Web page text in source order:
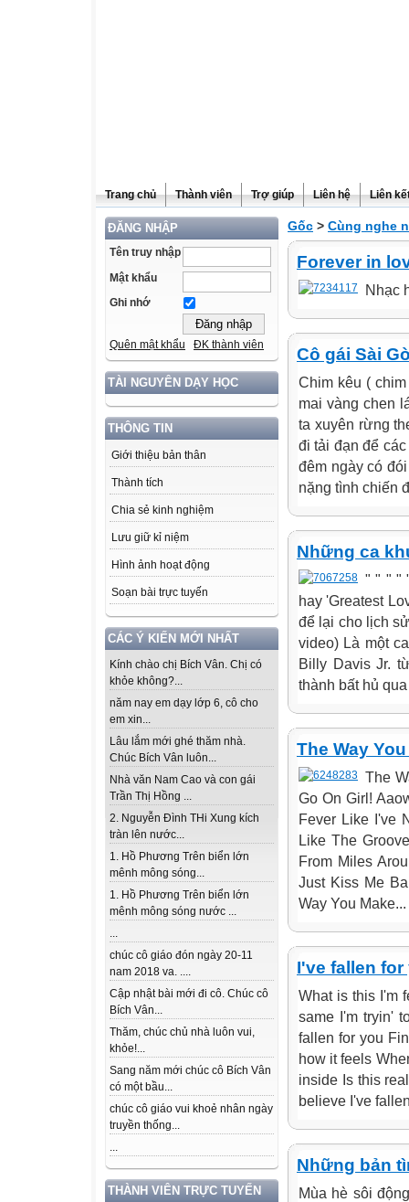
Trang chủ Thành viên Trợ giúp Liên hệ Liên
ĐĂNG NHẬP
Tên truy nhập
Mật khẩu
Ghi nhớ
Quên mật khẩu ĐK thành viên
TÀI NGUYÊN DẠY HỌC
THÔNG TIN
Giới thiệu bản thân
Thành tích
Chia sẻ kinh nghiệm
Lưu giữ kỉ niệm
Hình ảnh hoạt động
Soạn bài trực tuyến
CÁC Ý KIẾN MỚI NHẤT
Kính chào chị Bích Vân. Chị có
khỏe không?...
năm nay em dạy lớp 6, cô cho
em xin...
Lâu lắm mới ghé thăm nhà.
Chúc Bích Vân luôn...
Nhà văn Nam Cao và con gái
Trần Thị Hồng ...
2. Nguyễn Đình THi Xung kích
tràn lên nước...
1. Hồ Phương Trên biển lớn
mênh mông sóng...
1. Hồ Phương Trên biển lớn
mênh mông sóng nước ...
...
chúc cô giáo đón ngày 20-11
nam 2018 va. ....
Cập nhật bài mới đi cô. Chúc cô
Bích Vân...
Thăm, chúc chủ nhà luôn vui,
khỏe!...
Sang năm mới chúc cô Bích Vân
có một bầu...
chúc cô giáo vui khoẻ nhân ngày
truyền thống...
...
THÀNH VIÊN TRỰC TUYẾN
Gốc > Cùng nghe
Forever in
Nhạc
Cô gái Sài
Chim kêu (
mai vàng chen
ta xuyên rừng
đi tải đạn để
đêm ngày có
nặng tình chiến
Những ca
" " " "
hay 'Greatest
để lại cho lịch
video) Là một
Billy Davis Jr.
thành bất hủ
The Way
The
Go On Girl!
Fever Like I've
Like The
From Miles
Just Kiss Me
Way You Make...
I've fallen for
What is this I'm
same I'm tryin'
fallen for you
how it feels
inside Is this
believe I've
Những bản
Mùa hè sôi